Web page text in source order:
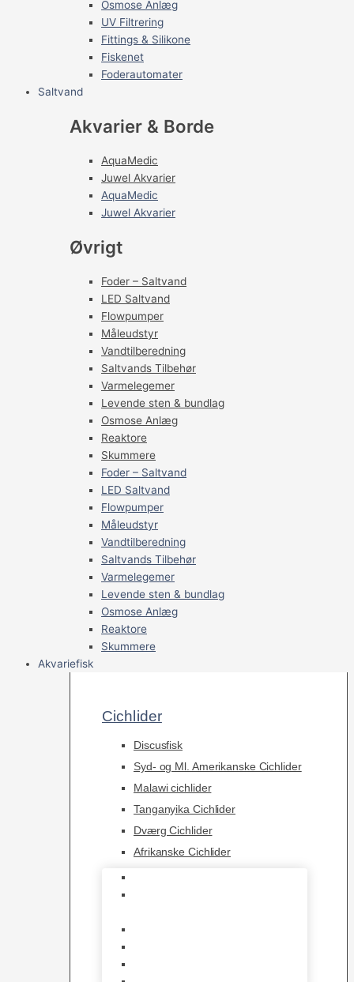
Osmose Anlæg
UV Filtrering
Fittings & Silikone
Fiskenet
Foderautomater
Saltvand
Akvarier & Borde
AquaMedic
Juwel Akvarier
AquaMedic
Juwel Akvarier
Øvrigt
Foder – Saltvand
LED Saltvand
Flowpumper
Måleudstyr
Vandtilberedning
Saltvands Tilbehør
Varmelegemer
Levende sten & bundlag
Osmose Anlæg
Reaktore
Skummere
Foder – Saltvand
LED Saltvand
Flowpumper
Måleudstyr
Vandtilberedning
Saltvands Tilbehør
Varmelegemer
Levende sten & bundlag
Osmose Anlæg
Reaktore
Skummere
Akvariefisk
Cichlider
Discusfisk
Syd- og Ml. Amerikanske Cichlider
Malawi cichlider
Tanganyika Cichlider
Dværg Cichlider
Afrikanske Cichlider